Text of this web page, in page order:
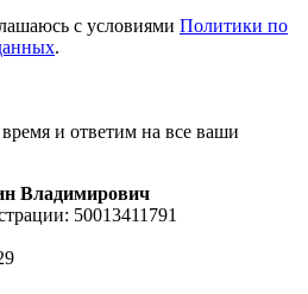
с условиями Политики по
.
и ответим на все ваши
Владимирович
50013411791